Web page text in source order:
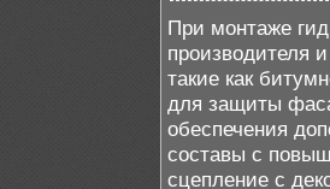
При монтаже
производителя
такие как
для защиты
обеспечения
составы с
сцепление с